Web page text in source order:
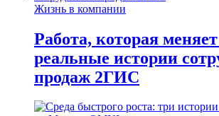
Жизнь в компании
Работа, которая
реальные истории
продаж 2ГИС